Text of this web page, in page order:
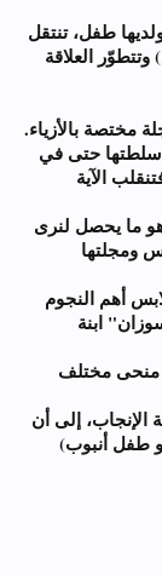
طفل، تنتقل
العلاقة
مختصة بالأزياء.
سلطتها حتى في
الآية
ما يحصل لنرى
ومجلتها
أهم النجوم
ابنة
منحى مختلف
إلى أن
طفل أنبوب)